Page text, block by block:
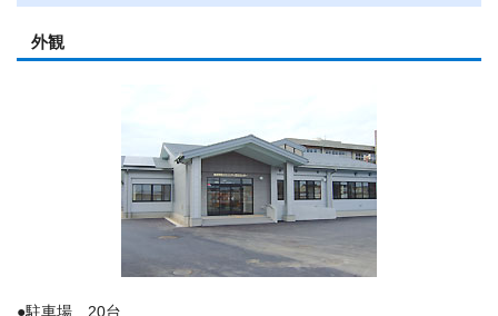
外観
●駐車場 20台